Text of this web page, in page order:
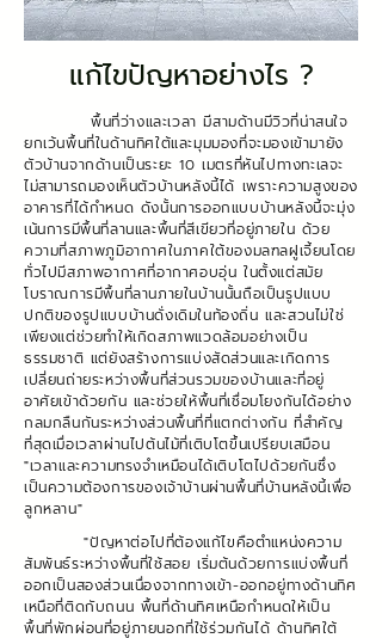
แก้ไขปัญหาอย่างไร ?
พื้นที่ว่างและเวลา มีสามด้านมีวิวที่น่าสนใจ
ยกเว้นพื้นที่ในด้านทิศใต้และมุมมองที่จะมองเข้ามายัง
ตัวบ้านจากด้านเป็นระยะ 10 เมตรที่หันไปทางทะเลจะ
ไม่สามารถมองเห็นตัวบ้านหลังนี้ได้ เพราะความสูงของ
อาคารที่ได้กำหนด ดังนั้นการออกแบบบ้านหลังนี้จะมุ่ง
เน้นการมีพื้นที่ลานและพื้นที่สีเขียวที่อยู่ภายใน ด้วย
ความที่สภาพภูมิอากาศในภาคใต้ของมลฑลฝูเจี้ยนโดย
ทั่วไปมีสภาพอากาศที่อากาศอบอุ่น ในตั้งแต่สมัย
โบราณการมีพื้นที่ลานภายในบ้านนั้นถือเป็นรูปแบบ
ปกติของรูปแบบบ้านดั่งเดิมในท้องถิ่น และสวนไม่ใช่
เพียงแต่ช่วยทำให้เกิดสภาพแวดล้อมอย่างเป็น
ธรรมชาติ แต่ยังสร้างการแบ่งสัดส่วนและเกิดการ
เปลี่ยนถ่ายระหว่างพื้นที่ส่วนรวมของบ้านและที่อยู่
อาศัยเข้าด้วยกัน และช่วยให้พื้นที่เชื่อมโยงกันได้อย่าง
กลมกลืนกันระหว่างส่วนพื้นที่ที่แตกต่างกัน ที่สำคัญ
ที่สุดเมื่อเวลาผ่านไปต้นไม้ที่เติบโตขึ้นเปรียบเสมือน
"เวลาและความทรงจำเหมือนได้เติบโตไปด้วยกันซึ่ง
เป็นความต้องการของเจ้าบ้านผ่านพื้นที่บ้านหลังนี้เพื่อ
ลูกหลาน"
"ปัญหาต่อไปที่ต้องแก้ไขคือตำแหน่งความ
สัมพันธ์ระหว่างพื้นที่ใช้สอย เริ่มต้นด้วยการแบ่งพื้นที่
ออกเป็นสองส่วนเนื่องจากทางเข้า-ออกอยู่ทางด้านทิศ
เหนือที่ติดกับถนน พื้นที่ด้านทิศเหนือกำหนดให้เป็น
พื้นที่พักผ่อนที่อยู่ภายนอกที่ใช้ร่วมกันได้ ด้านทิศใต้